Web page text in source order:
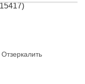
Отзеркалить